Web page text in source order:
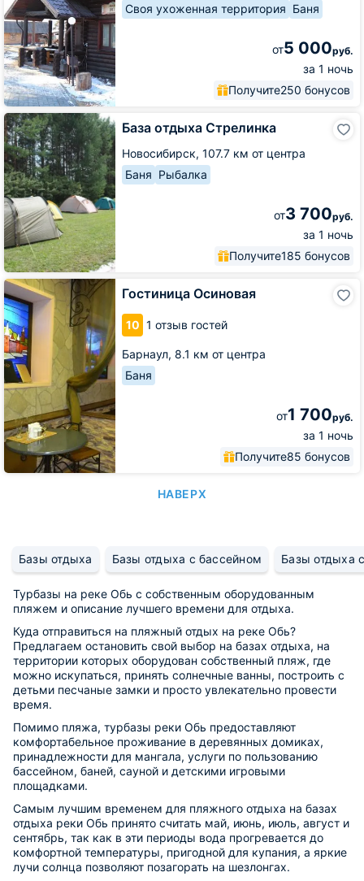
Своя ухоженная территория Баня
от5 000руб.
за 1 ночь
Получите250 бонусов
База отдыха Стрелинка
Новосибирск, 107.7 км от центра
Баня Рыбалка
от3 700руб.
за 1 ночь
Получите185 бонусов
База
отдыха
Стрелинка
Гостиница Осиновая
10 1 отзыв гостей
Барнаул, 8.1 км от центра
Баня
от1 700руб.
за 1 ночь
Получите85 бонусов
Гостиница
Осиновая
НАВЕРХ
Базы отдыха Базы отдыха с бассейном Базы отдыха
Турбазы на реке Обь с собственным оборудованным
пляжем и описание лучшего времени для отдыха.
Куда отправиться на пляжный отдых на реке Обь?
Предлагаем остановить свой выбор на базах отдыха, на
территории которых оборудован собственный пляж, где
можно искупаться, принять солнечные ванны, построить с
детьми песчаные замки и просто увлекательно провести
время.
Помимо пляжа, турбазы реки Обь предоставляют
комфортабельное проживание в деревянных домиках,
принадлежности для мангала, услуги по пользованию
бассейном, баней, сауной и детскими игровыми
площадками.
Самым лучшим временем для пляжного отдыха на базах
отдыха реки Обь принято считать май, июнь, июль, август и
сентябрь, так как в эти периоды вода прогревается до
комфортной температуры, пригодной для купания, а яркие
лучи солнца позволяют позагорать на шезлонгах.